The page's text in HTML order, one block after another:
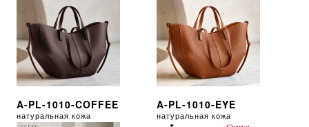
A-PL-1010-COFFEE
натуральная кожа
A-PL-1010-EYE
натуральная кожа